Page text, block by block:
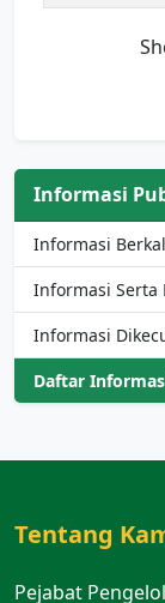
Informasi
Informasi
Informasi Serta
Informasi
Daftar
Tentang
Pejabat